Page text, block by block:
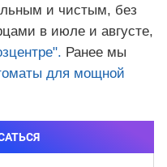
и чистым, без
в июле и августе,
Ранее мы
для мощной